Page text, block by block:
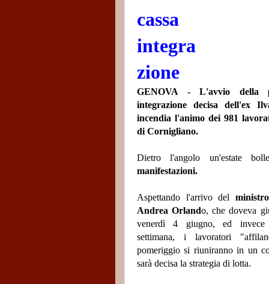
cassa
integra
zione
GENOVA -
L'avvio della
integrazione decisa dell'ex
incendia l'animo dei 981
di Cornigliano.
Dietro l'angolo un'estate
manifestazioni.
Aspettando l'arrivo del
Andrea Orlando, che doveva
venerdì 4 giugno, ed invece
settimana, i lavoratori
pomeriggio si riuniranno in un
sarà decisa la strategia di lotta.